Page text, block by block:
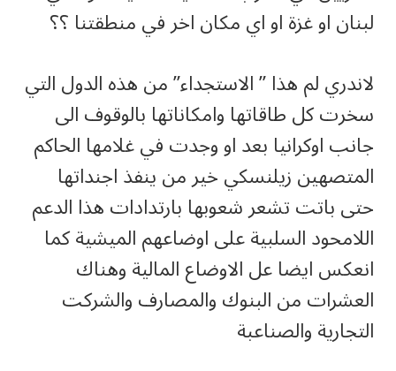
لبنان او غزة او اي مكان اخر في منطقتنا ؟؟
لاندري لم هذا ” الاستجداء” من هذه الدول التي
سخرت كل طاقاتها وامكاناتها بالوقوف الى
جانب اوكرانيا بعد او وجدت في غلامها الحاكم
المتصهين زيلنسكي خير من ينفذ اجنداتها
حتى باتت تشعر شعوبها بارتدادات هذا الدعم
اللامحود السلبية على اوضاعهم الميشية كما
انعكس ايضا عل الاوضاع المالية وهناك
العشرات من البنوك والمصارف والشركت
التجارية والصناعبة